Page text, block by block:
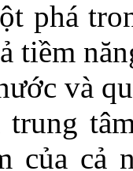
phá
tiềm
và
của cả